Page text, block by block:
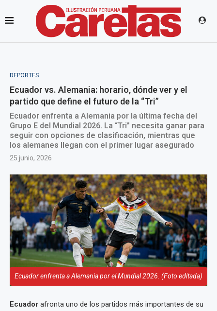
DEPORTES
Ecuador vs. Alemania: horario, dónde ver y el
partido que define el futuro de la “Tri”
Ecuador enfrenta a Alemania por la última fecha del
Grupo E del Mundial 2026. La “Tri” necesita ganar para
seguir con opciones de clasificación, mientras que
los alemanes llegan con el primer lugar asegurado
25 junio, 2026
Ecuador enfrenta a Alemania por el Mundial 2026. (Foto editada)
Ecuador afronta uno de los partidos más importantes de su